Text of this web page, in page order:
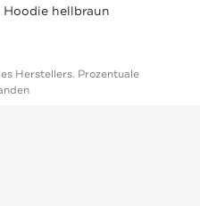
Hoodie hellbraun
Herstellers. Prozentuale